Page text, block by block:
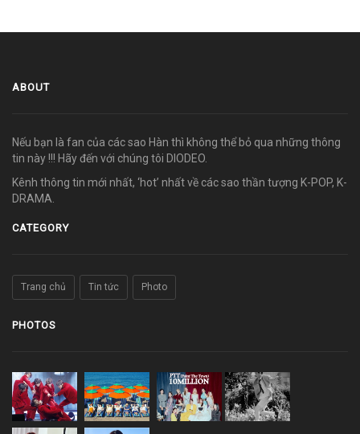
ABOUT
Nếu bạn là fan của các sao Hàn thì không thể bỏ qua những thông
tin này !!! Hãy đến với chúng tôi DIODEO.
Kênh thông tin mới nhất, ‘hot’ nhất về các sao thần tượng K-POP, K-
DRAMA.
CATEGORY
Trang chủ Tin tức Photo
PHOTOS